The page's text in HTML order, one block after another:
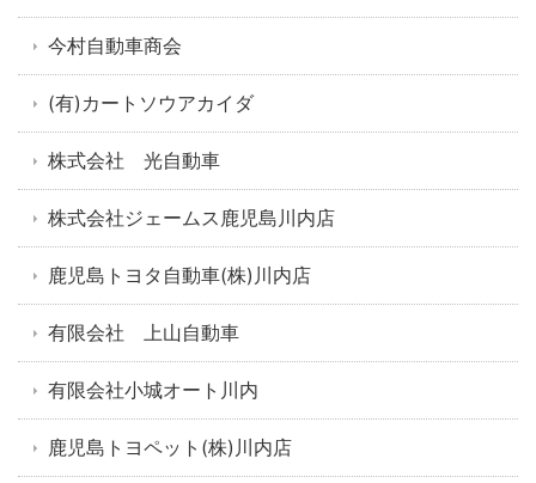
今村自動車商会
(有)カートソウアカイダ
株式会社 光自動車
株式会社ジェームス鹿児島川内店
鹿児島トヨタ自動車(株)川内店
有限会社 上山自動車
有限会社小城オート川内
鹿児島トヨペット(株)川内店